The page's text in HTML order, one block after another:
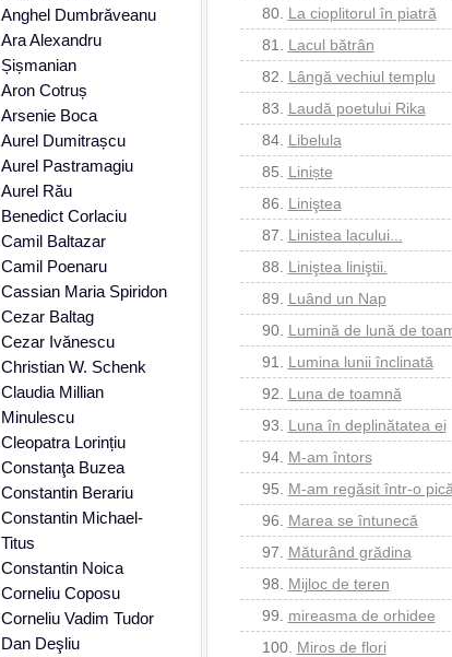
80. La cioplitorul în piatră
81. Lacul bătrân
82. Lângă vechiul templu
83. Laudă poetului Rika
84. Libelula
85. Liniște
86. Liniştea
87. Linistea lacului...
88. Liniştea liniştii.
89. Luând un Nap
90. Lumină de lună de
91. Lumina lunii înclinată
92. Luna de toamnă
93. Luna în deplinătatea ei
94. M-am întors
95. M-am regăsit într-o
96. Marea se întunecă
97. Măturând grădina
98. Mijloc de teren
99. mireasma de orhidee
100. Miros de flori
Anghel Dumbrăveanu
Ara Alexandru
Șișmanian
Aron Cotruș
Arsenie Boca
Aurel Dumitrașcu
Aurel Pastramagiu
Aurel Rău
Benedict Corlaciu
Camil Baltazar
Camil Poenaru
Cassian Maria Spiridon
Cezar Baltag
Cezar Ivănescu
Christian W. Schenk
Claudia Millian
Minulescu
Cleopatra Lorințiu
Constanţa Buzea
Constantin Berariu
Constantin Michael-
Titus
Constantin Noica
Corneliu Coposu
Corneliu Vadim Tudor
Dan Deşliu